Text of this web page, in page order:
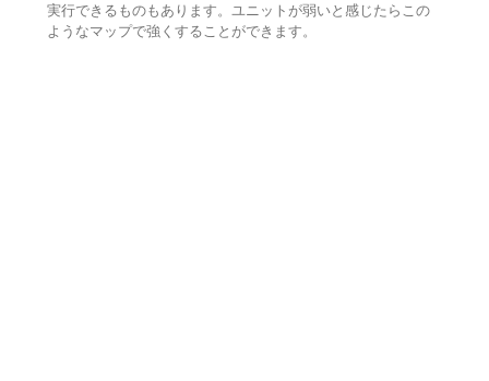
実行できるものもあります。ユニットが弱いと感じたらこの
ようなマップで強くすることができます。